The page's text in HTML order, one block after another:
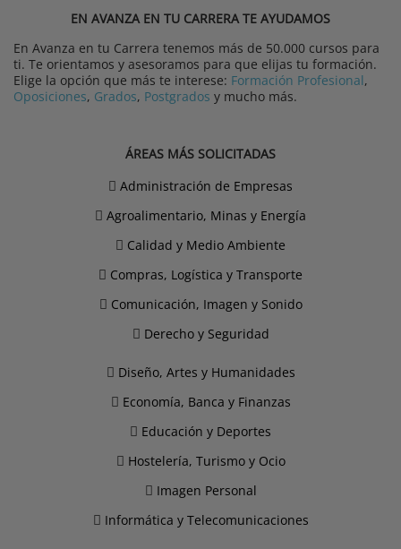
EN AVANZA EN TU CARRERA TE AYUDAMOS
En Avanza en tu Carrera tenemos más de 50.000 cursos para
ti. Te orientamos y asesoramos para que elijas tu formación.
Elige la opción que más te interese: Formación Profesional,
Oposiciones, Grados, Postgrados y mucho más.
ÁREAS MÁS SOLICITADAS
Administración de Empresas
Agroalimentario, Minas y Energía
Calidad y Medio Ambiente
Compras, Logística y Transporte
Comunicación, Imagen y Sonido
Derecho y Seguridad
Diseño, Artes y Humanidades
Economía, Banca y Finanzas
Educación y Deportes
Hostelería, Turismo y Ocio
Imagen Personal
Informática y Telecomunicaciones